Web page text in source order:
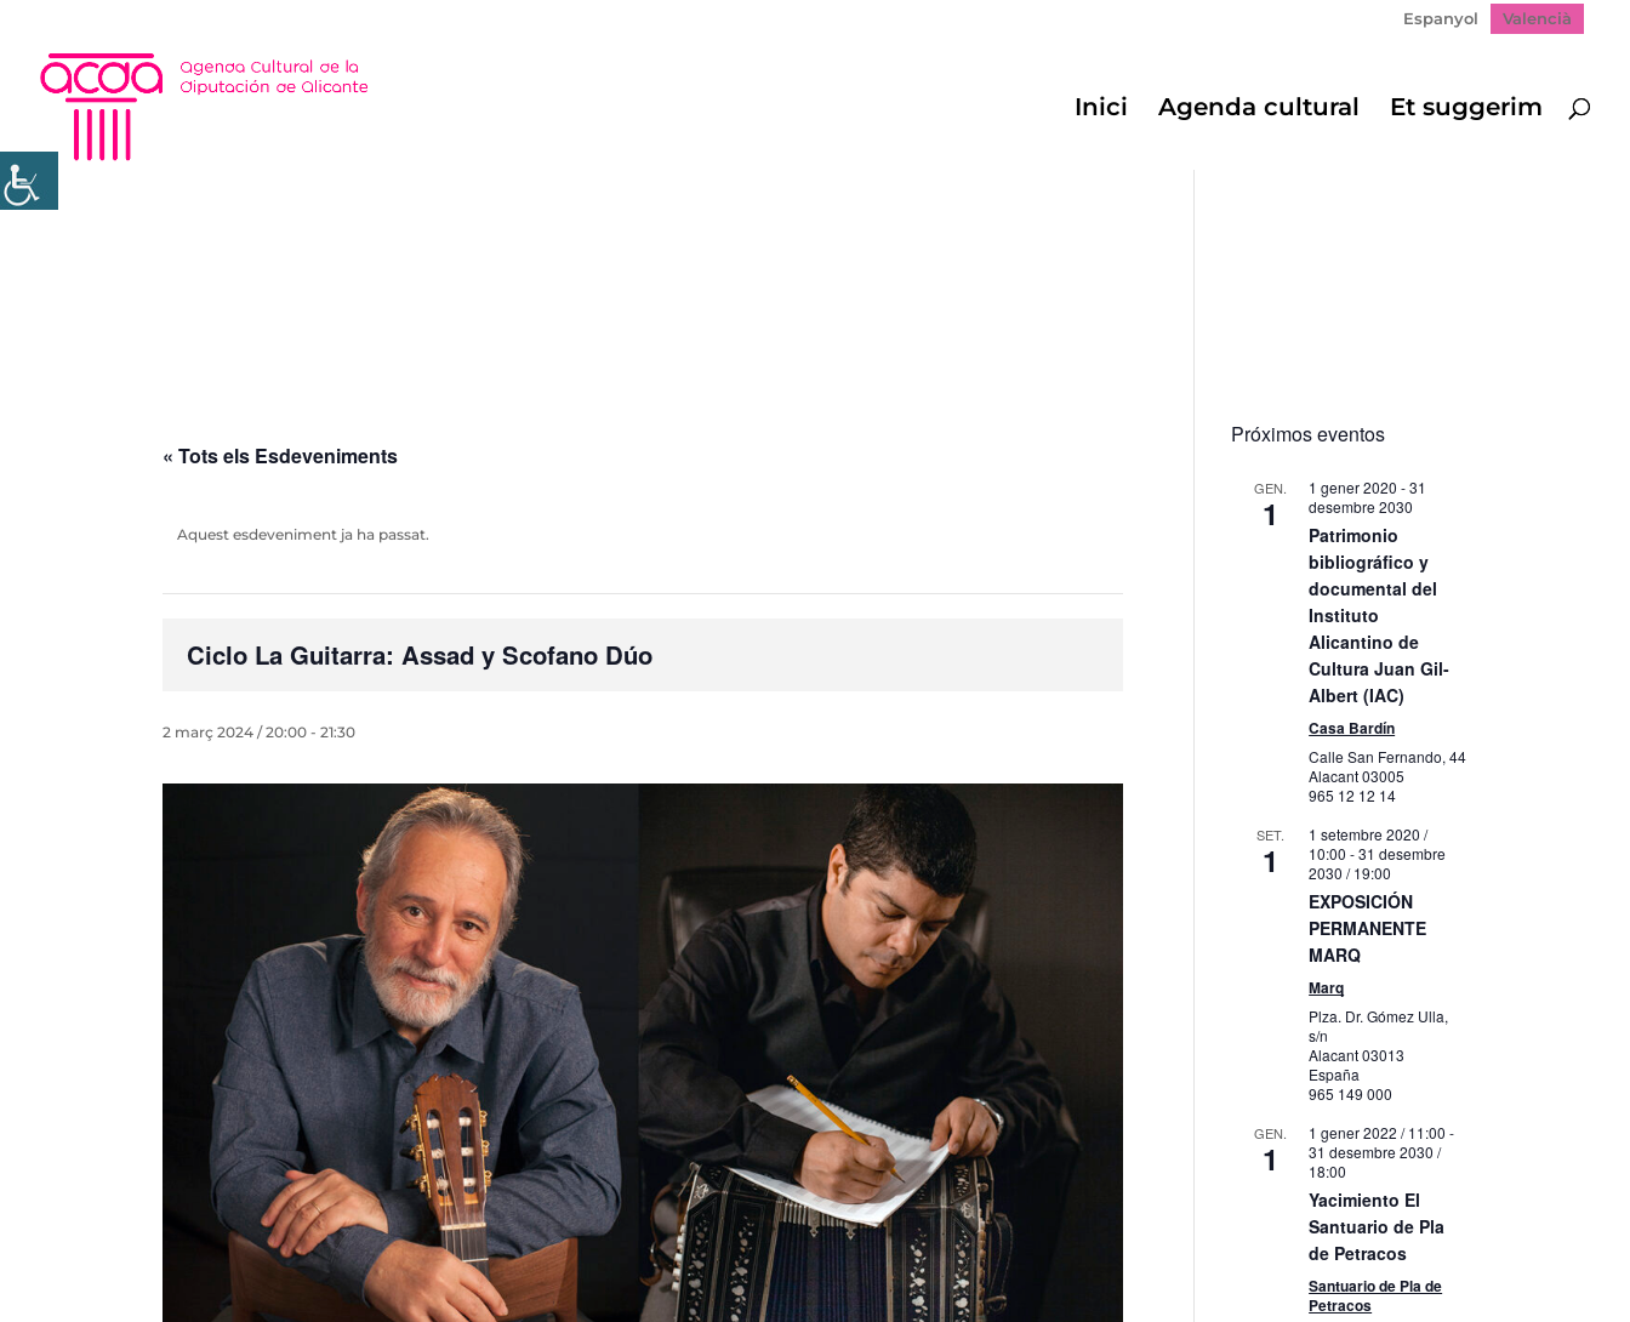
Espanyol Valencià
Inici Agenda cultural Et suggerim
« Tots els Esdeveniments
Aquest esdeveniment ja ha passat.
Ciclo La Guitarra: Assad y Scofano Dúo
2 març 2024 / 20:00 -21:30
Próximos eventos
GEN.
1
1 gener 2020 -31
desembre 2030
Patrimonio
bibliográfico y
documental del
Instituto
Alicantino de
Cultura Juan Gil-
Albert (IAC)
Casa Bardín
Calle San Fernando, 44
Alacant03005
965 12 12 14
SET.
1
1 setembre 2020 /
10:00 -31 desembre
2030 / 19:00
EXPOSICIÓN
PERMANENTE
MARQ
Marq
Plza. Dr. Gómez Ulla,
s/n
Alacant03013
España
965 149 000
GEN.
1
1 gener 2022 / 11:00 -
31 desembre 2030 /
18:00
Yacimiento El
Santuario de Pla
de Petracos
Santuario de Pla de
Petracos